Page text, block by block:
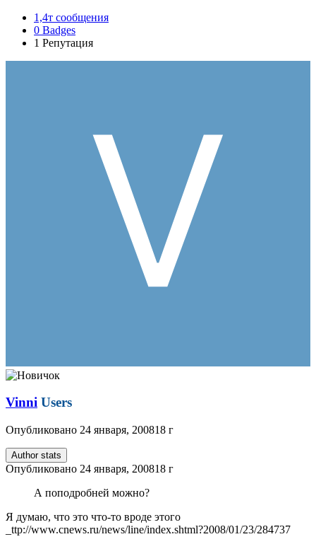
1,4т сообщения
0 Badges
1 Репутация
Vinni Users
Опубликовано 24 января, 200818 г
Author stats
Опубликовано 24 января, 200818 г
А поподробней можно?
Я думаю, что это что-то вроде этого
_ttp://www.cnews.ru/news/line/index.shtml?2008/01/23/284737